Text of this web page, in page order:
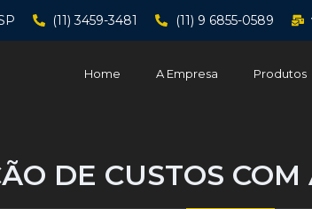
(11) 3459-3481 (11) 9 6855-0589
Home A Empresa Produtos
DE CUSTOS